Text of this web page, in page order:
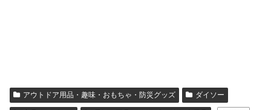
アウトドア用品・趣味・おもちゃ・防災グッズ ダイソー